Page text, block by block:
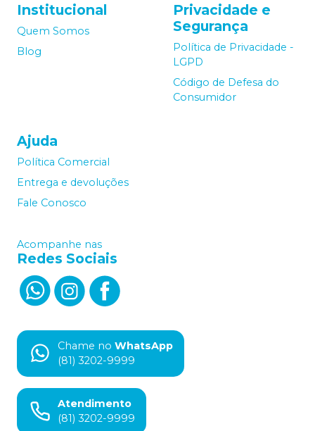
Institucional
Quem Somos
Blog
Privacidade e
Segurança
Política de Privacidade -
LGPD
Código de Defesa do
Consumidor
Ajuda
Política Comercial
Entrega e devoluções
Fale Conosco
Acompanhe nas
Redes Sociais
Chame no WhatsApp
(81) 3202-9999
Atendimento
(81) 3202-9999